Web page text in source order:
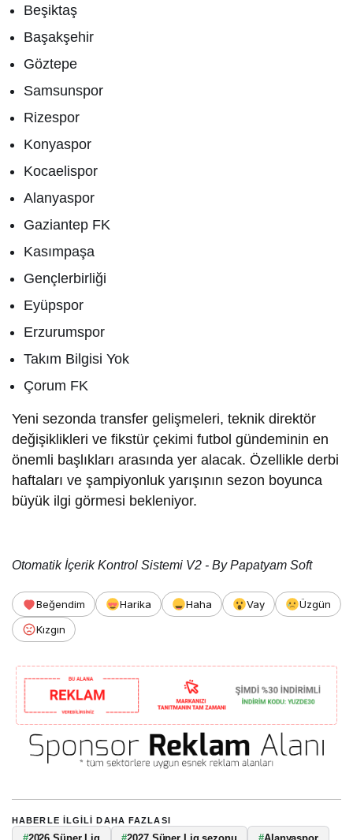
Beşiktaş
Başakşehir
Göztepe
Samsunspor
Rizespor
Konyaspor
Kocaelispor
Alanyaspor
Gaziantep FK
Kasımpaşa
Gençlerbirliği
Eyüpspor
Erzurumspor
Takım Bilgisi Yok
Çorum FK
Yeni sezonda transfer gelişmeleri, teknik direktör
değişiklikleri ve fikstür çekimi futbol gündeminin en
önemli başlıkları arasında yer alacak. Özellikle derbi
haftaları ve şampiyonluk yarışının sezon boyunca
büyük ilgi görmesi bekleniyor.
Otomatik İçerik Kontrol Sistemi V2 - By Papatyam Soft
Beğendim Harika Haha Vay
Üzgün
Kızgın
HABERLE ILGILI DAHA FAZLASI